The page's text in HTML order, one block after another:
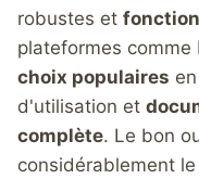
robustes et
plateformes
choix populaires
d'utilisation et
complète. Le bon
considérablement